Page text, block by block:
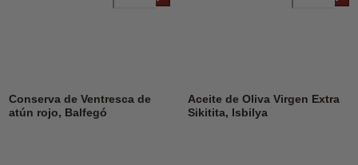
Conserva de Ventresca de
atún rojo, Balfegó
Aceite de Oliva Virgen Extra
Sikitita, Isbilya